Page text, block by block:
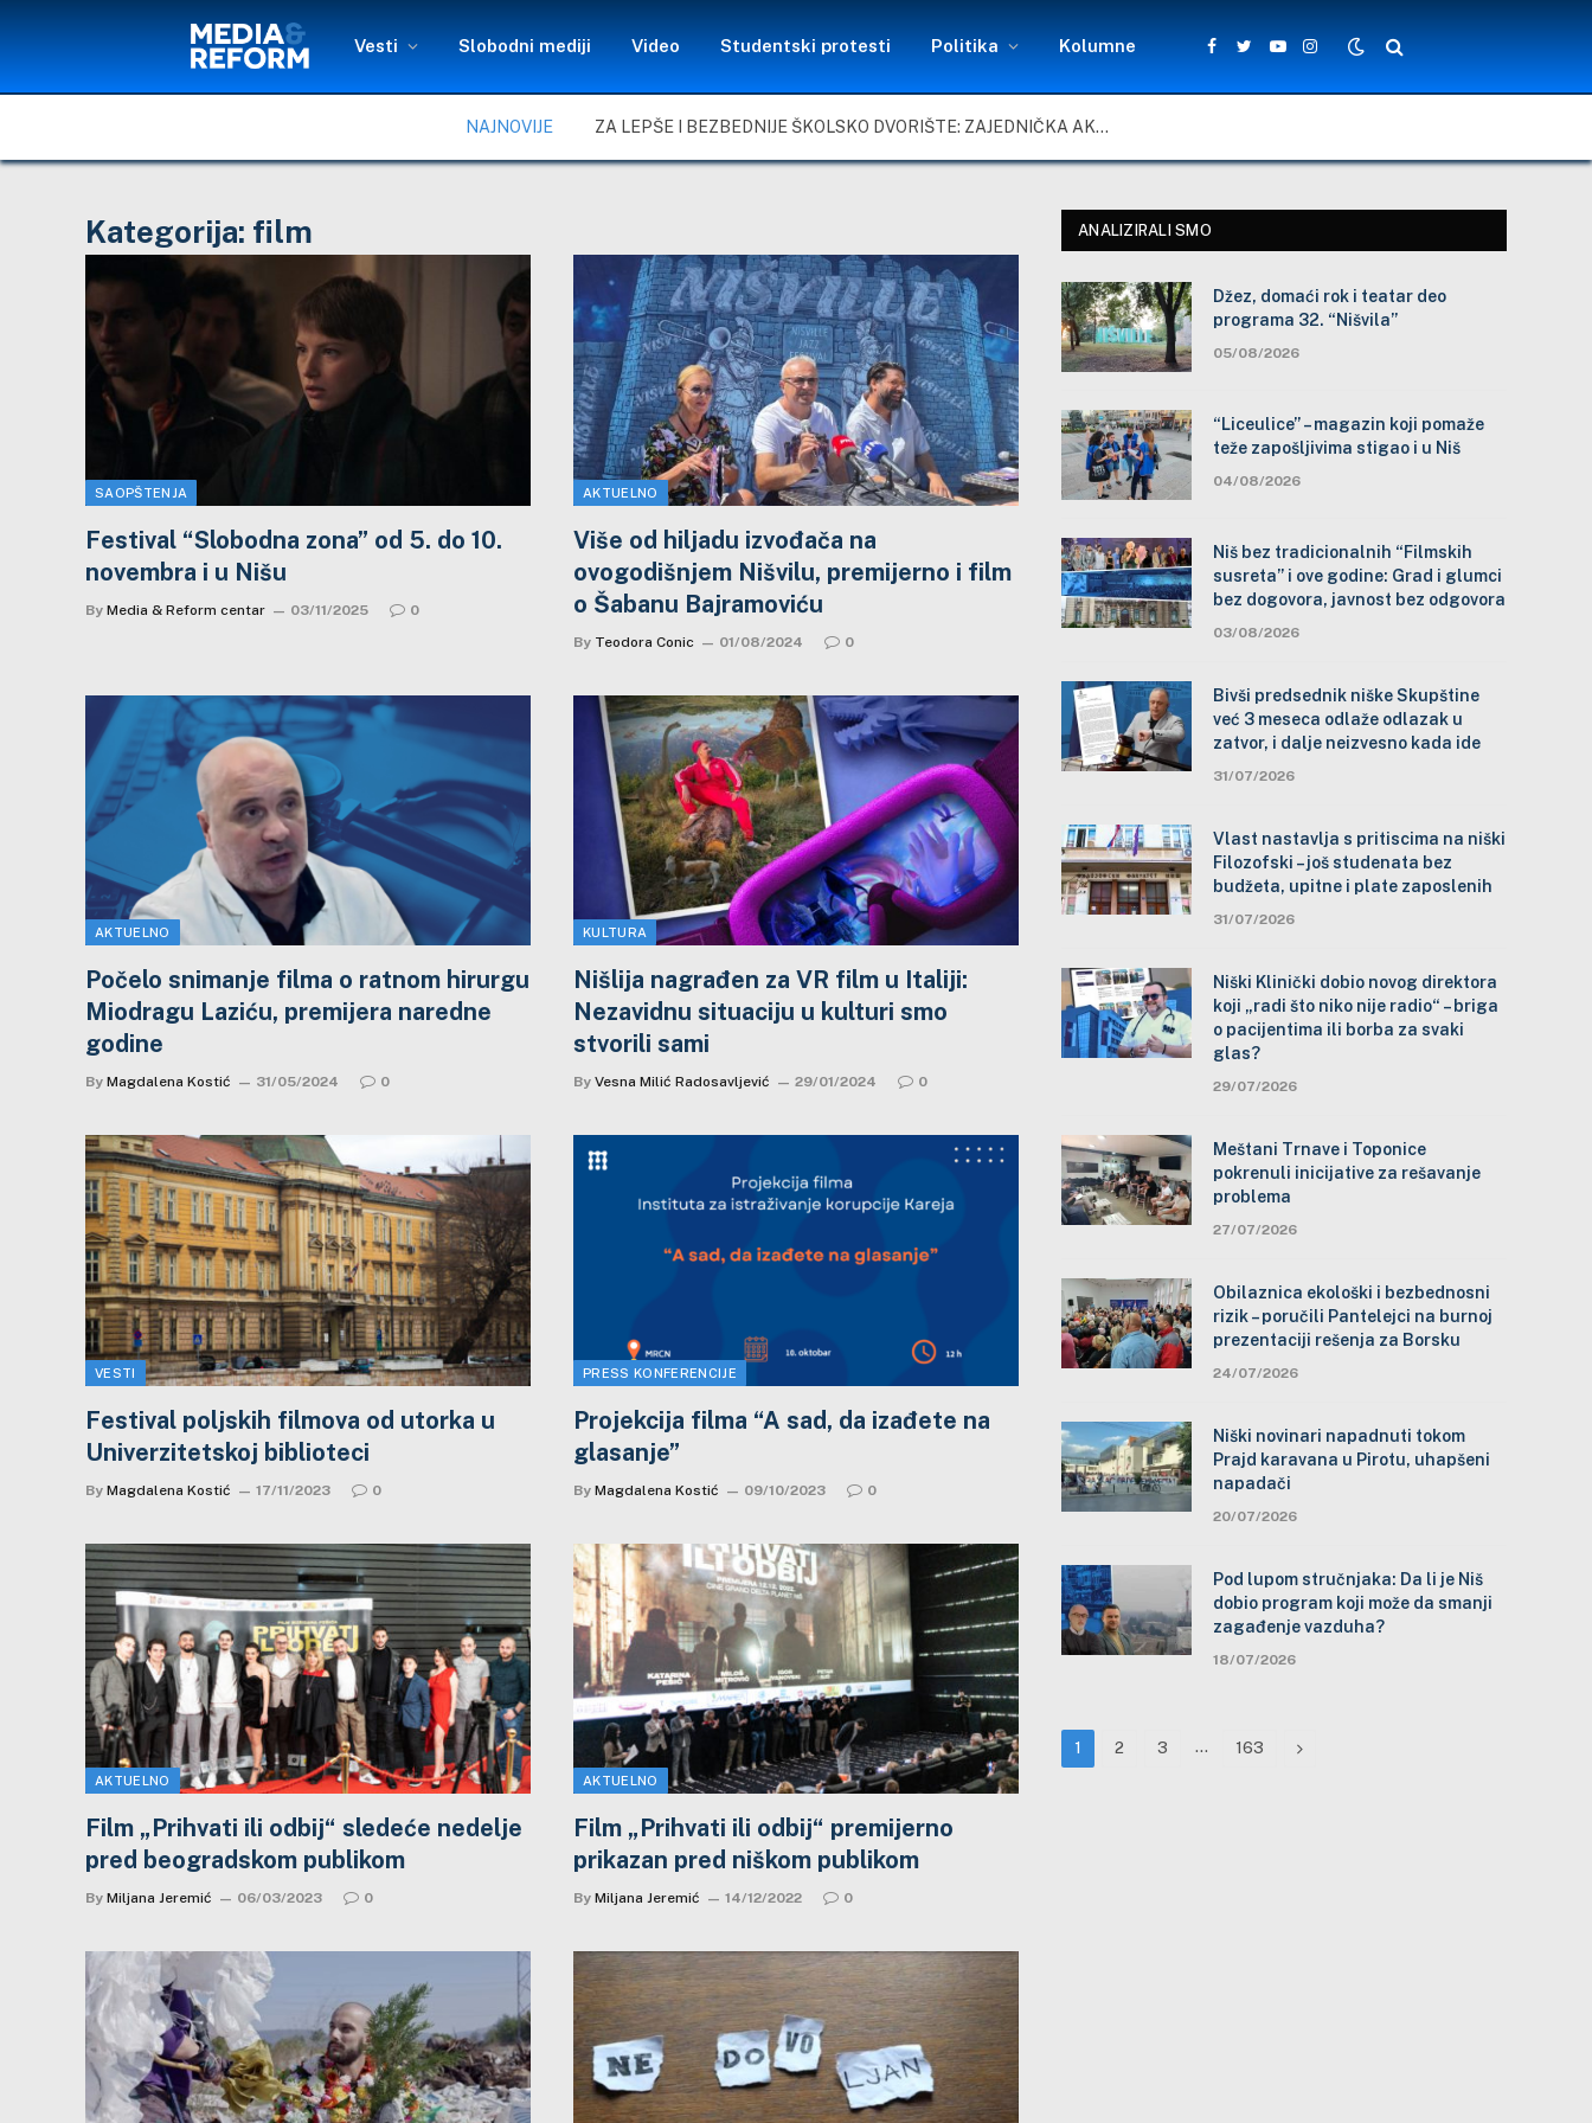
Vesti Slobodni mediji Video Studentski protesti Politika Kolumne
Facebook
TwitterYouTubeInstagram
NAJNOVIJE ZA LEPŠE I BEZBEDNIJE ŠKOLSKO DVORIŠTE: ZAJEDNIČKA AKCIJA MEŠTANA, NASTAVNIKA I ĐAKA U SELU VLASE KOD VRANJA
Kategorija: film
SAOPŠTENJA
Festival “Slobodna zona” od 5. do 10.
novembra i u Nišu
By Media & Reform centar 03/11/2025 0
AKTUELNO
Više od hiljadu izvođača na
ovogodišnjem Nišvilu, premijerno i film
o Šabanu Bajramoviću
By Teodora Conic 01/08/2024 0
AKTUELNO
Počelo snimanje filma o ratnom hirurgu
Miodragu Laziću, premijera naredne
godine
By Magdalena Kostić 31/05/2024 0
KULTURA
Nišlija nagrađen za VR film u Italiji:
Nezavidnu situaciju u kulturi smo
stvorili sami
By Vesna Milić Radosavljević 29/01/2024 0
VESTI
Festival poljskih filmova od utorka u
Univerzitetskoj biblioteci
By Magdalena Kostić 17/11/2023 0
PRESS KONFERENCIJE
Projekcija filma “A sad, da izađete na
glasanje”
By Magdalena Kostić 09/10/2023 0
AKTUELNO
Film „Prihvati ili odbij“ sledeće nedelje
pred beogradskom publikom
By Miljana Jeremić 06/03/2023 0
AKTUELNO
Film „Prihvati ili odbij“ premijerno
prikazan pred niškom publikom
By Miljana Jeremić 14/12/2022 0
ANALIZIRALI SMO
Džez, domaći rok i teatar deo
programa 32. “Nišvila”
05/08/2026
“Liceulice” – magazin koji pomaže
teže zapošljivima stigao i u Niš
04/08/2026
Niš bez tradicionalnih “Filmskih
susreta” i ove godine: Grad i glumci
bez dogovora, javnost bez odgovora
03/08/2026
Bivši predsednik niške Skupštine
već 3 meseca odlaže odlazak u
zatvor, i dalje neizvesno kada ide
31/07/2026
Vlast nastavlja s pritiscima na niški
Filozofski – još studenata bez
budžeta, upitne i plate zaposlenih
31/07/2026
Niški Klinički dobio novog direktora
koji „radi što niko nije radio“ – briga
o pacijentima ili borba za svaki
glas?
29/07/2026
Meštani Trnave i Toponice
pokrenuli inicijative za rešavanje
problema
27/07/2026
Obilaznica ekološki i bezbednosni
rizik – poručili Pantelejci na burnoj
prezentaciji rešenja za Borsku
24/07/2026
Niški novinari napadnuti tokom
Prajd karavana u Pirotu, uhapšeni
napadači
20/07/2026
Pod lupom stručnjaka: Da li je Niš
dobio program koji može da smanji
zagađenje vazduha?
18/07/2026
1 2 3 … 163 Next